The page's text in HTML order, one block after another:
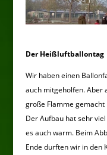
Der Heißluftballontag
Wir haben einen
auch mitgeholfen. Aber
große Flamme
Der Aufbau hat sehr
es auch warm. Beim
Ende durften wir in den